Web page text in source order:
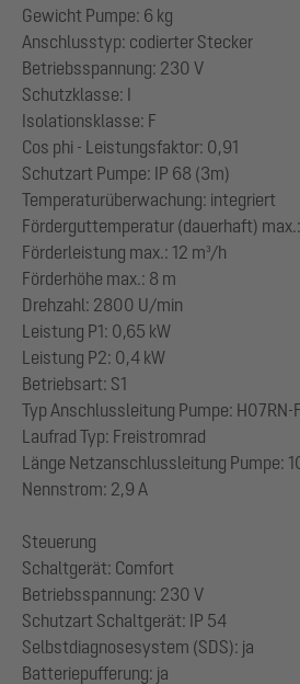
Gewicht Pumpe: 6 kg
Anschlusstyp: codierter Stecker
Betriebsspannung: 230 V
Schutzklasse: I
Isolationsklasse: F
Cos phi - Leistungsfaktor: 0,91
Schutzart Pumpe: IP 68 (3m)
Temperaturüberwachung: integriert
Förderguttemperatur (dauerhaft)
Förderleistung max.: 12 m³/h
Förderhöhe max.: 8 m
Drehzahl: 2800 U/min
Leistung P1: 0,65 kW
Leistung P2: 0,4 kW
Betriebsart: S1
Typ Anschlussleitung Pumpe: H07RN-
Laufrad Typ: Freistromrad
Länge Netzanschlussleitung Pumpe:
Nennstrom: 2,9 A
Steuerung
Schaltgerät: Comfort
Betriebsspannung: 230 V
Schutzart Schaltgerät: IP 54
Selbstdiagnosesystem (SDS): ja
Batteriepufferung: ja